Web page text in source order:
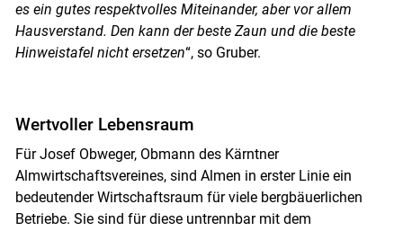
es ein gutes respektvolles Miteinander, aber vor allem
Hausverstand. Den kann der beste Zaun und die beste
Hinweistafel nicht ersetzen“, so Gruber.
Wertvoller Lebensraum
Für Josef Obweger, Obmann des Kärntner
Almwirtschaftsvereines, sind Almen in erster Linie ein
bedeutender Wirtschaftsraum für viele bergbäuerlichen
Betriebe. Sie sind für diese untrennbar mit dem